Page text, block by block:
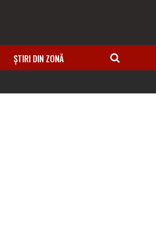
ȘTIRI DIN ZONĂ